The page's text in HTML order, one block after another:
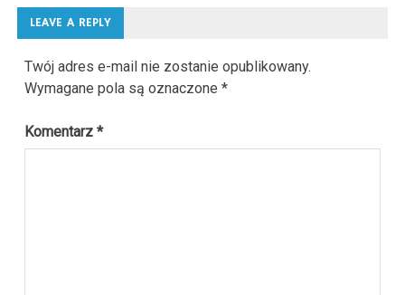
LEAVE A REPLY
Twój adres e-mail nie zostanie opublikowany.
Wymagane pola są oznaczone*
Komentarz*